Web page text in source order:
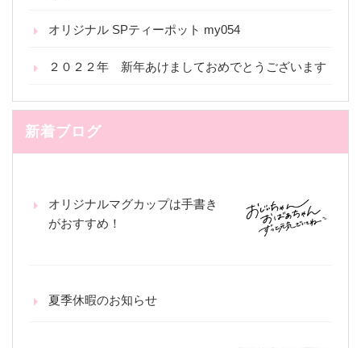
オリジナル SPティーポット my054
２０２２年 新年あけましておめでとうございます
新着ブログ
オリジナルマグカップは手書き
がおすすめ！
夏季休暇のお知らせ